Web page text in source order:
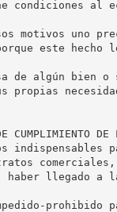
condiciones al
motivos uno
este hecho
de algún bien o
propias
CUMPLIMIENTO DE
indispensables
comerciales,
haber llegado a
prohibido